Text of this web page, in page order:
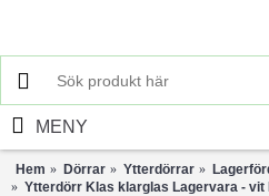
MENY
Hem Dörrar Ytterdörrar
Ytterdörr Klas klarglas Lagervara - vit